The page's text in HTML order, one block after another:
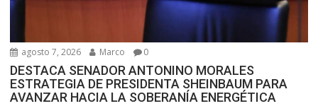
agosto 7, 2026 Marco 0
DESTACA SENADOR ANTONINO MORALES
ESTRATEGIA DE PRESIDENTA SHEINBAUM PARA
AVANZAR HACIA LA SOBERANÍA ENERGÉTICA